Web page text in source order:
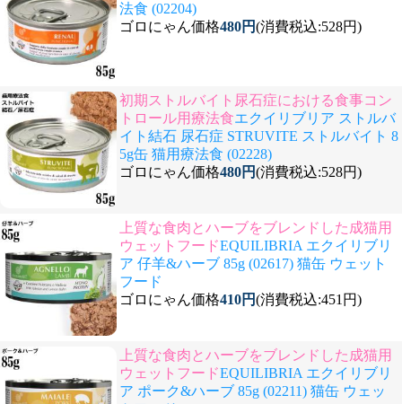
法食 (02204)
ゴロにゃん価格480円(消費税込:528円)
初期ストルバイト尿石症における食事コン
トロール用療法食エクイリブリア ストルバ
イト結石 尿石症 STRUVITE ストルバイト 8
5g缶 猫用療法食 (02228)
ゴロにゃん価格480円(消費税込:528円)
上質な食肉とハーブをブレンドした成猫用
ウェットフードEQUILIBRIA エクイリブリ
ア 仔羊&ハーブ 85g (02617) 猫缶 ウェット
フード
ゴロにゃん価格410円(消費税込:451円)
上質な食肉とハーブをブレンドした成猫用
ウェットフードEQUILIBRIA エクイリブリ
ア ポーク&ハーブ 85g (02211) 猫缶 ウェッ